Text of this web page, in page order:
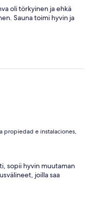
oli törkyinen ja ehkä
Sauna toimi hyvin ja
propiedad e instalaciones,
sopii hyvin muutaman
joilla saa